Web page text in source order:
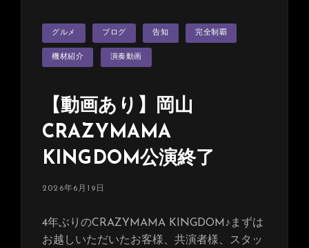
カ
ゴ
ー
グルメ ブログ 告知 完全制覇
機材紹介 演奏動画
【動画あり】岡山
CRAZYMAMA
KINGDOM公演終了
投
2026年6月19日
4年ぶりのCRAZYMAMA KINGDOM♪まずは
お越しいただいたお客様、共演者様、スタッ